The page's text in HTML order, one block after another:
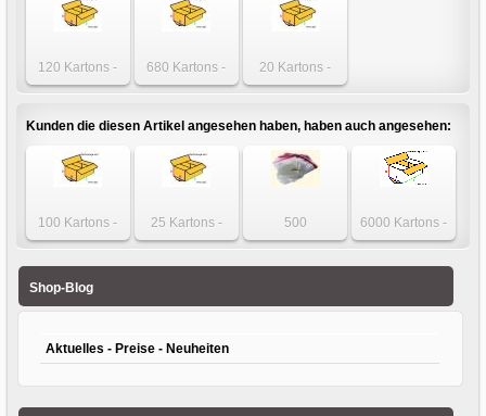
120 Kartons -
Karton 400 x 350
einwellig
680 Kartons -
Karton 400 x 350
einwellig
20 Kartons -
Karton 400 x 350
einwellig
Kunden die diesen Artikel angesehen haben, haben auch angesehen:
100 Kartons -
Karton 300 x 215
25 Kartons -
Karton 312 x 112
500
Klappenbeutel
6000 Kartons -
Karton 130 x 110
Shop-Blog
Aktuelles - Preise - Neuheiten